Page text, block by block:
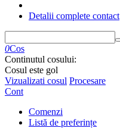
Detalii complete contact
0Cos
Continutul cosului:
Cosul este gol
Vizualizati cosul Procesare
Cont
Comenzi
Listă de preferințe